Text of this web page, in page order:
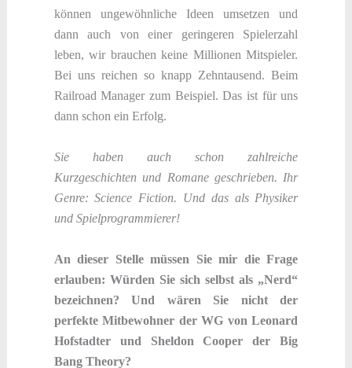
können ungewöhnliche Ideen umsetzen und
dann auch von einer geringeren Spielerzahl
leben, wir brauchen keine Millionen Mitspieler.
Bei uns reichen so knapp Zehntausend. Beim
Railroad Manager zum Beispiel. Das ist für uns
dann schon ein Erfolg.
Sie haben auch schon zahlreiche
Kurzgeschichten und Romane geschrieben. Ihr
Genre: Science Fiction. Und das als Physiker
und Spielprogrammierer!
An dieser Stelle müssen Sie mir die Frage
erlauben: Würden Sie sich selbst als „Nerd“
bezeichnen? Und wären Sie nicht der
perfekte Mitbewohner der WG von Leonard
Hofstadter und Sheldon Cooper der Big
Bang Theory?